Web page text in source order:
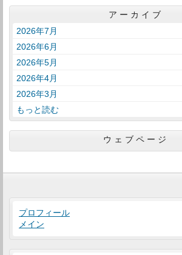
アーカイブ
2026年7月
2026年6月
2026年5月
2026年4月
2026年3月
もっと読む
ウェブページ
プロフィール
メイン